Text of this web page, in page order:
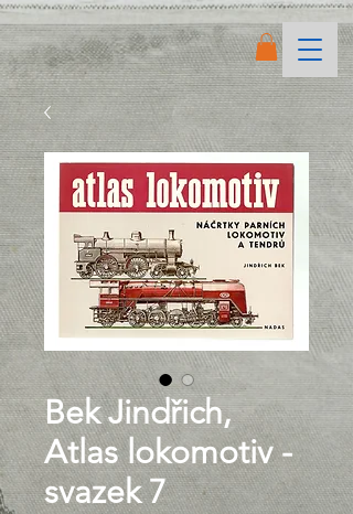
Bek Jindřich,
Atlas lokomotiv -
svazek 7